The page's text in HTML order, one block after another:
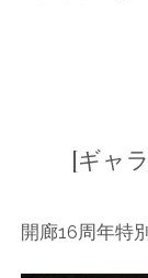
[ギャ
開廊16周年特